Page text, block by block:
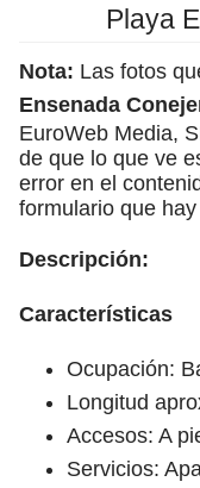
Playa
Nota: Las fotos
Ensenada
EuroWeb Media,
de que lo que ve
error en el
formulario que
Descripción:
Características
Ocupación:
Longitud
Accesos: A
Servicios: